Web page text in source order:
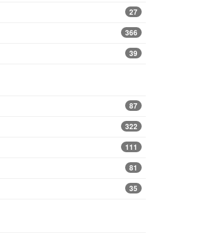
27
366
39
87
322
111
81
35